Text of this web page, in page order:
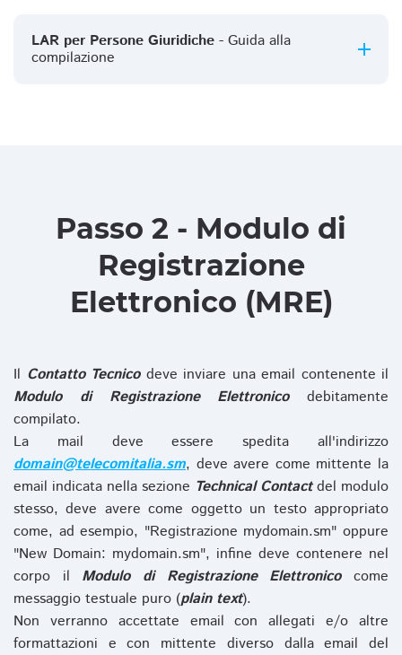
LAR per Persone Giuridiche - Guida alla
compilazione
Passo 2 - Modulo di
Registrazione
Elettronico (MRE)
Il Contatto Tecnicodeve inviare una email contenente il
Modulo di Registrazione Elettronicodebitamente
compilato.
La mail deve essere spedita all'indirizzo
domain@telecomitalia.sm, deve avere come mittente la
email indicata nella sezione Technical Contactdel modulo
stesso, deve avere come oggetto un testo appropriato
come, ad esempio, "Registrazione mydomain.sm" oppure
"New Domain: mydomain.sm", infine deve contenere nel
corpo il Modulo di Registrazione Elettronicocome
messaggio testuale puro (plain text).
Non verranno accettate email con allegati e/o altre
formattazioni e con mittente diverso dalla email del